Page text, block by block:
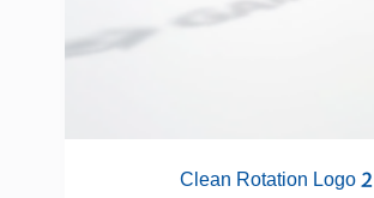
Clean Rotation Logo 2